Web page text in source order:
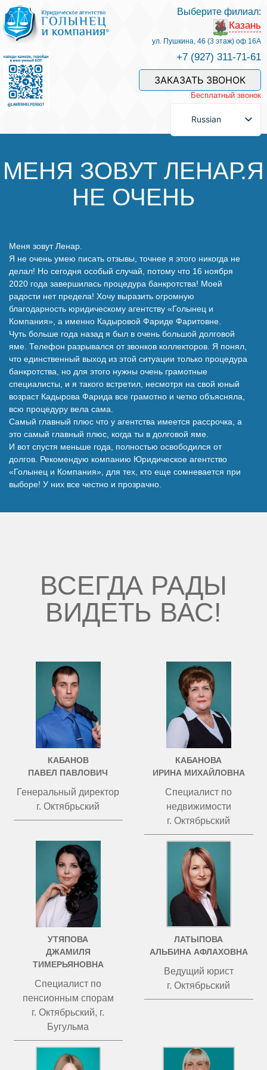
Услуги и наши специалисты
Оплата услуг
Задать вопрос
Наши победы
Видео о нас
Выберите филиал:
Казань
ул. Пушкина, 46 (3 этаж) оф 16А
+7 (927) 311-71-61
ЗАКАЗАТЬ ЗВОНОК
Бесплатный звонок
Russian
МЕНЯ ЗОВУТ ЛЕНАР.Я
НЕ ОЧЕНЬ
Меня зовут Ленар.
Я не очень умею писать отзывы, точнее я этого никогда не
делал! Но сегодня особый случай, потому что 16 ноября
2020 года завершилась процедура банкротства! Моей
радости нет предела! Хочу выразить огромную
благодарность юридическому агентству «Голынец и
Компания», а именно Кадыровой Фариде Фаритовне.
Чуть больше года назад я был в очень большой долговой
яме. Телефон разрывался от звонков коллекторов. Я понял,
что единственный выход из этой ситуации только процедура
банкротства, но для этого нужны очень грамотные
специалисты, и я такого встретил, несмотря на свой юный
возраст Кадырова Фарида все грамотно и четко объясняла,
всю процедуру вела сама.
Самый главный плюс что у агентства имеется рассрочка, а
это самый главный плюс, когда ты в долговой яме.
И вот спустя меньше года, полностью освободился от
долгов. Рекомендую компанию Юридическое агентство
«Голынец и Компания», для тех, кто еще сомневается при
выборе! У них все честно и прозрачно.
ВСЕГДА РАДЫ
ВИДЕТЬ ВАС!
КАБАНОВ
ПАВЕЛ ПАВЛОВИЧ
Генеральный директор
г. Октябрьский
КАБАНОВА
ИРИНА МИХАЙЛОВНА
Специалист по
недвижимости
г. Октябрьский
УТЯПОВА
ДЖАМИЛЯ
ТИМЕРЬЯНОВНА
Специалист по
пенсионным спорам
г. Октябрьский, г.
Бугульма
ЛАТЫПОВА
АЛЬБИНА АФЛАХОВНА
Ведущий юрист
г. Октябрьский